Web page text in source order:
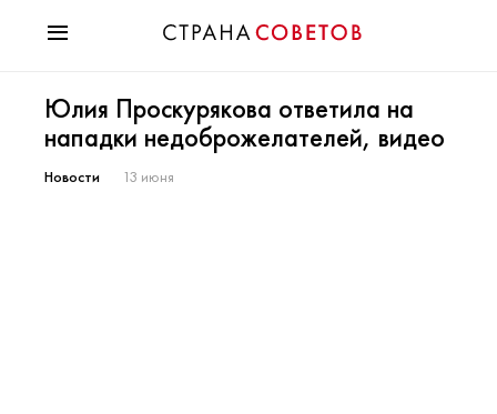
Мода
Звезды
Гороскопы
Юлия Проскурякова ответила на
нападки недоброжелателей, видео
Новости 13 июня